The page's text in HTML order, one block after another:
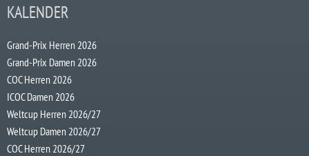
KALENDER
Grand-Prix Herren 2026
Grand-Prix Damen 2026
COC Herren 2026
ICOC Damen 2026
Weltcup Herren 2026/27
Weltcup Damen 2026/27
COC Herren 2026/27